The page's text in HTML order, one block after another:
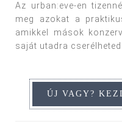
Az urban:eve-en
meg azokat a
amikkel mások
saját utadra cserélheted.